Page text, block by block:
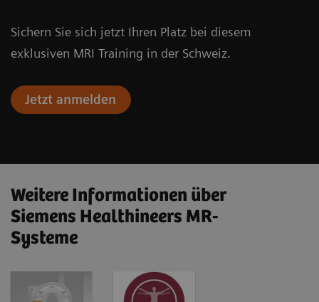
Sichern Sie sich jetzt Ihren Platz bei diesem
exklusiven MRI Training in der Schweiz.
Jetzt anmelden
Weitere Informationen über
Siemens Healthineers MR-
Systeme